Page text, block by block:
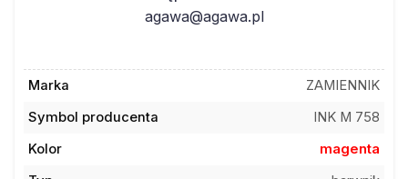
agawa@agawa.pl
Marka
ZAMIENNIK
Symbol producenta
INK M 758
Kolor
magenta